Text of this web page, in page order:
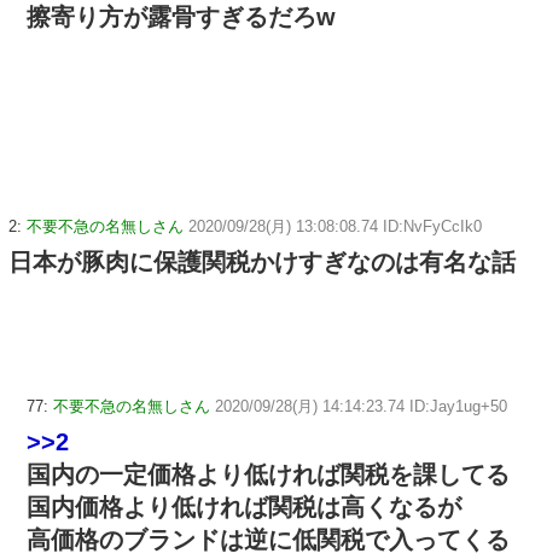
擦寄り方が露骨すぎるだろw
2: 不要不急の名無しさん 2020/09/28(月) 13:08:08.74 ID:NvFyCcIk0
日本が豚肉に保護関税かけすぎなのは有名な話
77: 不要不急の名無しさん 2020/09/28(月) 14:14:23.74 ID:Jay1ug+50
>>2
国内の一定価格より低ければ関税を課してる
国内価格より低ければ関税は高くなるが
高価格のブランドは逆に低関税で入ってくる